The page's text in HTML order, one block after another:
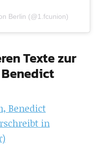
Berlin (@1.fcunion)
Texte zur
Benedict
in